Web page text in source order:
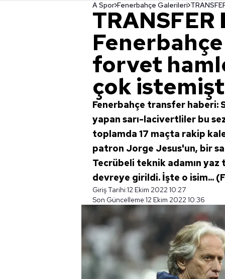
A Spor Fenerbahçe Galerileri
TRANSFER
forvet
çok
Fenerbahçe transfer haberi:
yapan sarı-lacivertliler bu
toplamda 17 maçta rakip
patron Jorge Jesus'un, bir
Tecrübeli teknik adamın
devreye girildi. İşte o isim...
Giriş Tarihi:12 Ekim 2022 10:27
Son Güncelleme:12 Ekim 2022 10:36